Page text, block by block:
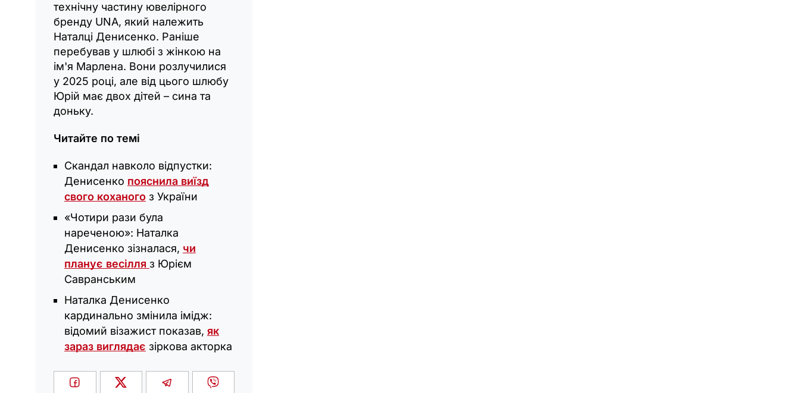
технічну частину ювелірного
бренду UNA, який належить
Наталці Денисенко. Раніше
перебував у шлюбі з жінкою на
ім'я Марлена. Вони розлучилися
у 2025 році, але від цього шлюбу
Юрій має двох дітей – сина та
доньку.
Читайте по темі
Скандал навколо відпустки:
Денисенко пояснила виїзд
свого коханого з України
«Чотири рази була
нареченою»: Наталка
Денисенко зізналася, чи
планує весілля з Юрієм
Савранським
Наталка Денисенко
кардинально змінила імідж:
відомий візажист показав, як
зараз виглядає зіркова акторка